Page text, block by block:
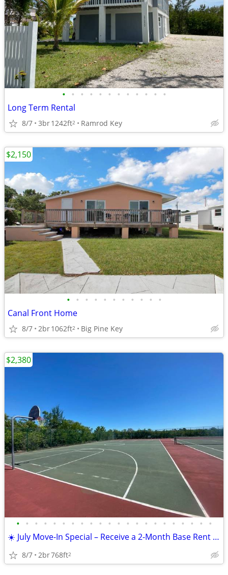
• • • • • • • • • • • •
Long Term Rental
8/7 3br1242ft2 Ramrod Key
• • • • • • • • • • •
Canal Front Home
8/7 2br1062ft2 Big Pine Key
$2,150
• • • • • • • • • • • • • • • • • • • • • •
☀️ July Move-In Special – Receive a 2-Month Base Rent Credit!
8/7 2br768ft2
$2,380